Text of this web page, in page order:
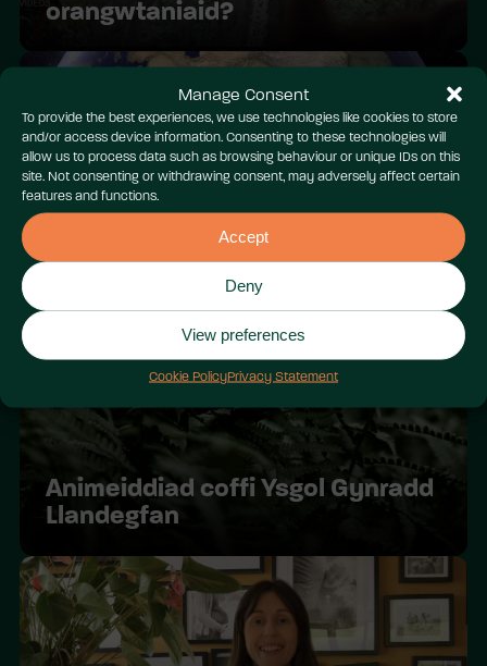
Manage Consent
To provide the best experiences, we use technologies like cookies to store
and/or access device information. Consenting to these technologies will
allow us to process data such as browsing behaviour or unique IDs on this
site. Not consenting or withdrawing consent, may adversely affect certain
features and functions.
Accept
Deny
View preferences
Cookie PolicyPrivacy Statement
orangwtaniaid?
Y goedwigoedd law yn Sumatra
Animeiddiad coffi Ysgol Gynradd
Llandegfan